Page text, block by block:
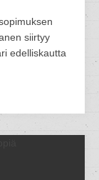
siirtyy
edelliskautta